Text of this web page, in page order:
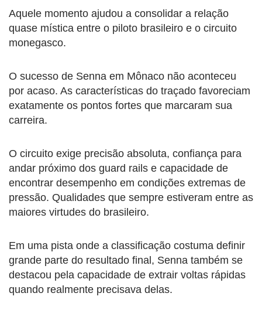
Aquele momento ajudou a consolidar a relação
quase mística entre o piloto brasileiro e o circuito
monegasco.
O sucesso de Senna em Mônaco não aconteceu
por acaso. As características do traçado favoreciam
exatamente os pontos fortes que marcaram sua
carreira.
O circuito exige precisão absoluta, confiança para
andar próximo dos guard rails e capacidade de
encontrar desempenho em condições extremas de
pressão. Qualidades que sempre estiveram entre as
maiores virtudes do brasileiro.
Em uma pista onde a classificação costuma definir
grande parte do resultado final, Senna também se
destacou pela capacidade de extrair voltas rápidas
quando realmente precisava delas.